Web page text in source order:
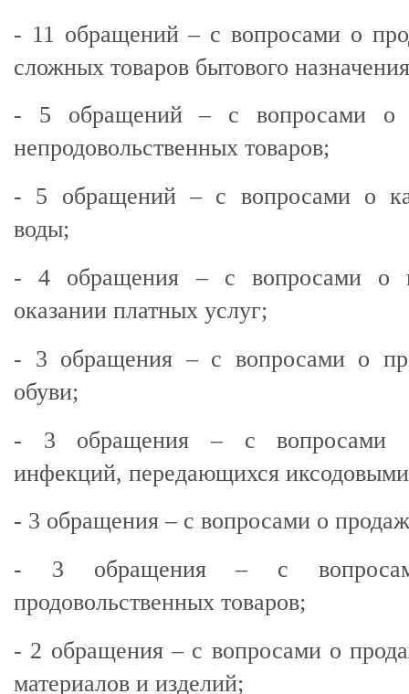
- 11 обращений – с вопросами о
сложных товаров бытового
- 5 обращений – с вопросами о
непродовольственных товаров;
- 5 обращений – с вопросами о
воды;
- 4 обращения – с вопросами о
оказании платных услуг;
- 3 обращения – с вопросами о
обуви;
- 3 обращения – с вопросами о
инфекций, передающихся
- 3 обращения – с вопросами о
- 3 обращения – с
продовольственных товаров;
- 2 обращения – с вопросами о
материалов и изделий;